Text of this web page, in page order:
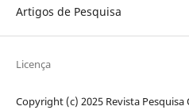
Artigos de Pesquisa
Licença
Copyright (c) 2025 Revista